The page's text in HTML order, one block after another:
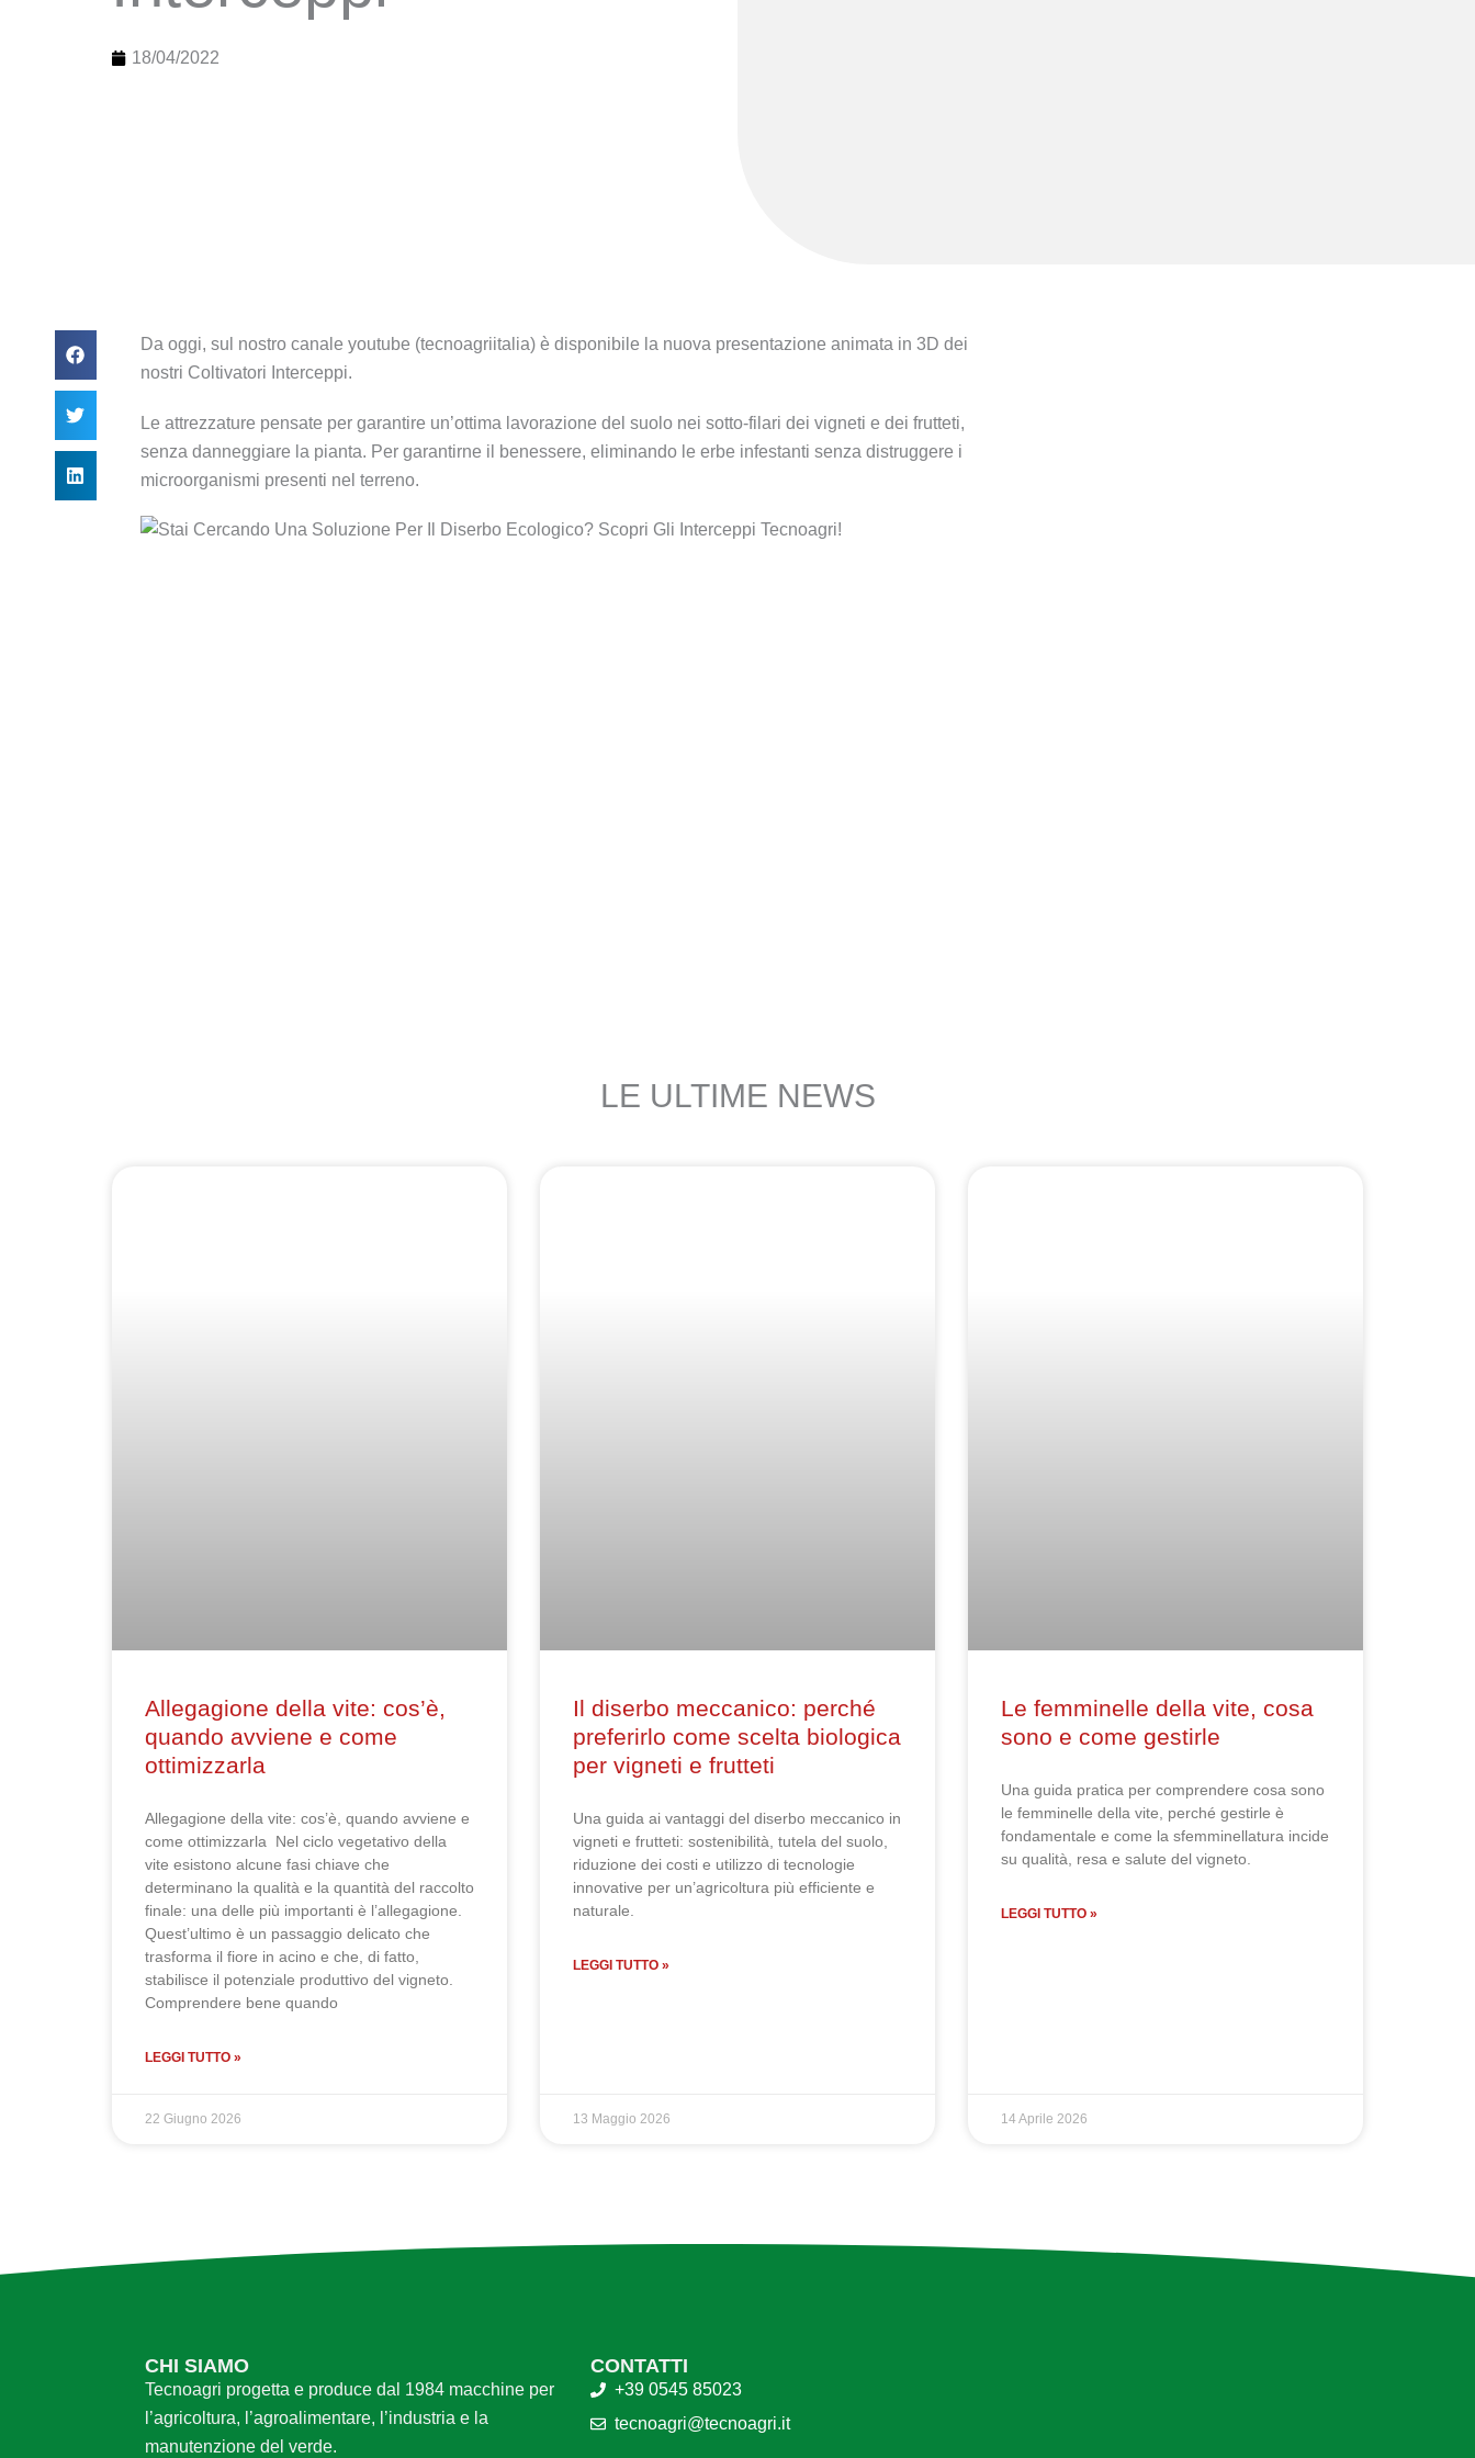
18/04/2022
Da oggi, sul nostro canale youtube (tecnoagriitalia) è disponibile la nuova presentazione animata in 3D dei
nostri Coltivatori Interceppi.
Le attrezzature pensate per garantire un’ottima lavorazione del suolo nei sotto-filari dei vigneti e dei frutteti,
senza danneggiare la pianta. Per garantirne il benessere, eliminando le erbe infestanti senza distruggere i
microorganismi presenti nel terreno.
LE ULTIME NEWS
Allegagione della vite: cos’è,
quando avviene e come
ottimizzarla
Allegagione della vite: cos’è, quando avviene e
come ottimizzarla Nel ciclo vegetativo della
vite esistono alcune fasi chiave che
determinano la qualità e la quantità del raccolto
finale: una delle più importanti è l’allegagione.
Quest’ultimo è un passaggio delicato che
trasforma il fiore in acino e che, di fatto,
stabilisce il potenziale produttivo del vigneto.
Comprendere bene quando
LEGGI TUTTO »
22 Giugno 2026
Il diserbo meccanico: perché
preferirlo come scelta biologica
per vigneti e frutteti
Una guida ai vantaggi del diserbo meccanico in
vigneti e frutteti: sostenibilità, tutela del suolo,
riduzione dei costi e utilizzo di tecnologie
innovative per un’agricoltura più efficiente e
naturale.
LEGGI TUTTO »
13 Maggio 2026
Le femminelle della vite, cosa
sono e come gestirle
Una guida pratica per comprendere cosa sono
le femminelle della vite, perché gestirle è
fondamentale e come la sfemminellatura incide
su qualità, resa e salute del vigneto.
LEGGI TUTTO »
14 Aprile 2026
CHI SIAMO
Tecnoagri progetta e produce dal 1984 macchine per
l’agricoltura, l’agroalimentare, l’industria e la
manutenzione del verde.
CONTATTI
+39 0545 85023
tecnoagri@tecnoagri.it